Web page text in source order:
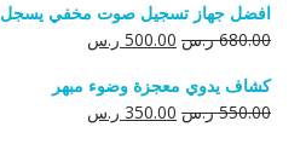
افضل جهاز تسجيل صوت مخفي يسجل 20 يوم متواصلة.
680.00 ر.س السعر
هو:
680.00 ر.س.
500.00 ر.سالسعر
هو:
500.00 ر.س.
كشاف يدوي معجزة وضوء مبهر
550.00 ر.س السعر
350.00 ر.سالسعر